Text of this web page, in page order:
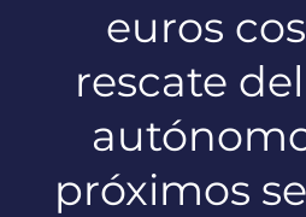
euros
rescate
próximos